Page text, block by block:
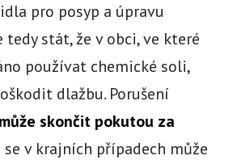
pro posyp a úpravu
tedy stát, že v obci, ve které
používat chemické soli,
dlažbu. Porušení
může skončit pokutou za
se v krajních případech může